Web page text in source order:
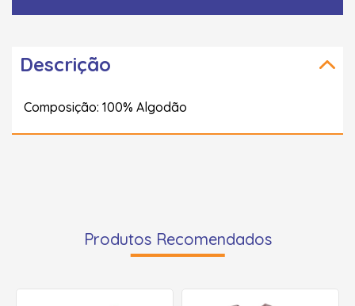
Descrição
Composição: 100% Algodão
Produtos Recomendados